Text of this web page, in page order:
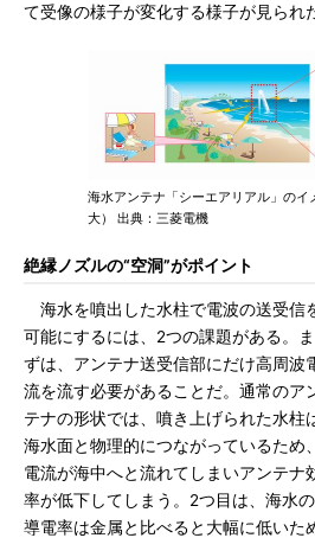
て受像の様子が変化する様子が見られ
海水アンテナ「シーエアリアル」のイ
大） 出典：三菱電機
絶縁ノズルの“空洞”がポイント
海水を噴出した水柱で電波の送受信
可能にするには、2つの課題がある。ま
ずは、アンテナ送受信部にだけ高周波
流を流す必要があることだ。通常のア
テナの形状では、噴き上げられた水柱
海水面と物理的につながっているため、
電流が海中へと流れてしまいアンテナ
率が低下してしまう。2つ目は、海水の
導電率は金属と比べると大幅に低いた